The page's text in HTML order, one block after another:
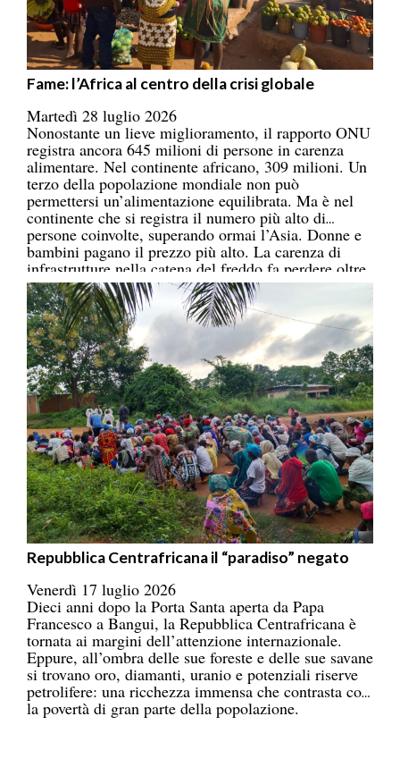
Fame: l’Africa al centro della crisi globale
Martedì 28 luglio 2026
Nonostante un lieve miglioramento, il rapporto ONU
registra ancora 645 milioni di persone in carenza
alimentare. Nel continente africano, 309 milioni. Un
terzo della popolazione mondiale non può
permettersi un’alimentazione equilibrata. Ma è nel
continente che si registra il numero più alto di
persone coinvolte, superando ormai l’Asia. Donne e
bambini pagano il prezzo più alto. La carenza di
infrastrutture nella catena del freddo fa perdere oltre
un terzo della produzione di frutta, verdura, pesce e
latticini.
Repubblica Centrafricana il “paradiso” negato
Venerdì 17 luglio 2026
Dieci anni dopo la Porta Santa aperta da Papa
Francesco a Bangui, la Repubblica Centrafricana è
tornata ai margini dell’attenzione internazionale.
Eppure, all’ombra delle sue foreste e delle sue savane
si trovano oro, diamanti, uranio e potenziali riserve
petrolifere: una ricchezza immensa che contrasta con
la povertà di gran parte della popolazione.